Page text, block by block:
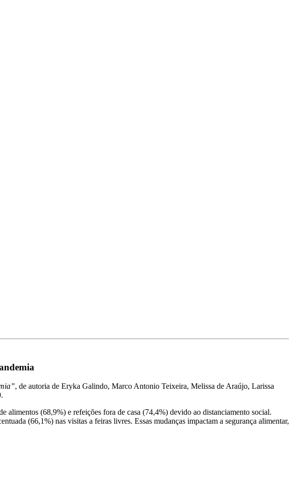
, de autoria de Eryka Galindo, Marco Antonio Teixeira, Melissa de Araújo, Larissa
alimentos (68,9%) e refeições fora de casa (74,4%) devido ao distanciamento social.
(66,1%) nas visitas a feiras livres. Essas mudanças impactam a segurança alimentar,